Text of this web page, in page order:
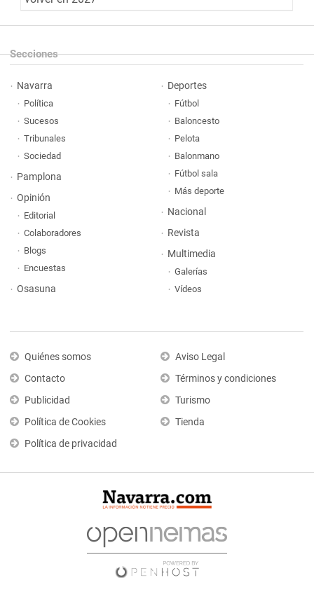
Secciones
Navarra
Política
Sucesos
Tribunales
Sociedad
Pamplona
Opinión
Editorial
Colaboradores
Blogs
Encuestas
Osasuna
Deportes
Fútbol
Baloncesto
Pelota
Balonmano
Fútbol sala
Más deporte
Nacional
Revista
Multimedia
Galerías
Vídeos
Quiénes somos
Contacto
Publicidad
Política de Cookies
Política de privacidad
Aviso Legal
Términos y condiciones
Turismo
Tienda